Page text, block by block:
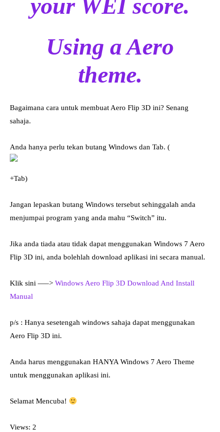
your WEI score.
Using a Aero
theme.
Bagaimana cara untuk membuat Aero Flip 3D ini? Senang
sahaja.
Anda hanya perlu tekan butang Windows dan Tab. (
+Tab)
Jangan lepaskan butang Windows tersebut sehinggalah anda
menjumpai program yang anda mahu “Switch” itu.
Jika anda tiada atau tidak dapat menggunakan Windows 7 Aero
Flip 3D ini, anda bolehlah download aplikasi ini secara manual.
Klik sini —–> Windows Aero Flip 3D Download And Install
Manual
p/s : Hanya sesetengah windows sahaja dapat menggunakan
Aero Flip 3D ini.
Anda harus menggunakan HANYA Windows 7 Aero Theme
untuk menggunakan aplikasi ini.
Selamat Mencuba!
Views: 2